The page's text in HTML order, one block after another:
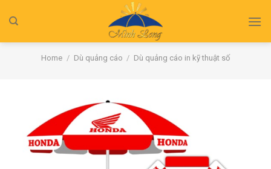
Home / Dù quảng cáo / Dù quảng cáo in kỹ thuật số